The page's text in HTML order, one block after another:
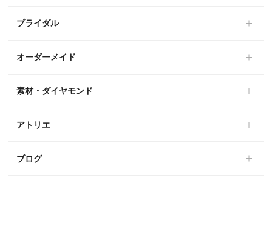
ブライダル
オーダーメイド
素材・ダイヤモンド
アトリエ
ブログ